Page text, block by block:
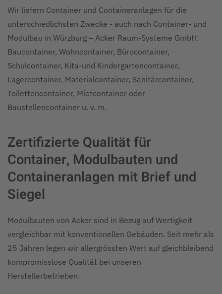
Wir liefern Container und Containeranlagen für die
unterschiedlichsten Zwecke - auch nach Container- und
Modulbau in Würzburg – Acker Raum-Systeme GmbH:
Baucontainer, Wohncontainer, Bürocontainer,
Schulcontainer, Kita-und Kindergartencontainer,
Lagercontainer, Materialcontainer, Sanitärcontainer,
Toilettencontainer, Mietcontainer oder
Baustellencontainer u. v. m.
Zertifizierte Qualität für
Container, Modulbauten und
Containeranlagen mit Brief und
Siegel
Modulbauten von Acker sind in Bezug auf Wertigkeit
vergleichbar mit konventionellen Gebäuden. Seit mehr als
25 Jahren legen wir allergrössten Wert auf gleichbleibend
kompromisslose Qualität bei unseren
Herstellerbetrieben.